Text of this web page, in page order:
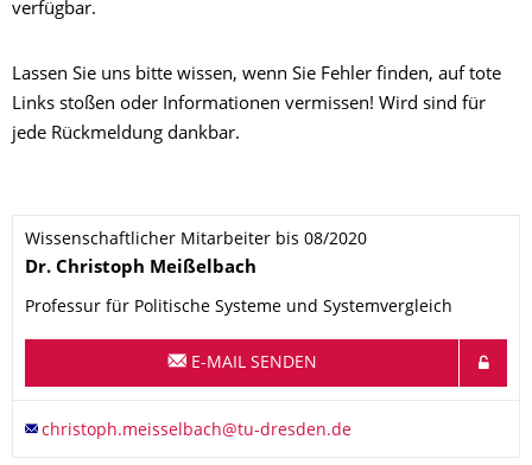
verfügbar.
Lassen Sie uns bitte wissen, wenn Sie Fehler finden, auf tote
Links stoßen oder Informationen vermissen! Wird sind für
jede Rückmeldung dankbar.
Wissenschaftlicher Mitarbeiter bis 08/2020
Name
Dr. Christoph Meißelbach
Professur für Politische Systeme und Systemvergleich
E-MAIL SENDEN